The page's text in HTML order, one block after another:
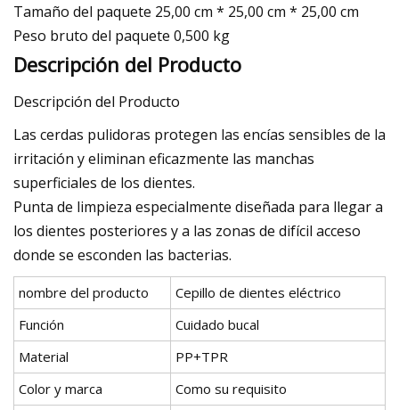
Tamaño del paquete 25,00 cm * 25,00 cm * 25,00 cm
Peso bruto del paquete 0,500 kg
Descripción del Producto
Descripción del Producto
Las cerdas pulidoras protegen las encías sensibles de la
irritación y eliminan eficazmente las manchas
superficiales de los dientes.
Punta de limpieza especialmente diseñada para llegar a
los dientes posteriores y a las zonas de difícil acceso
donde se esconden las bacterias.
nombre del producto
Cepillo de dientes eléctrico
Función
Cuidado bucal
Material
PP+TPR
Color y marca
Como su requisito